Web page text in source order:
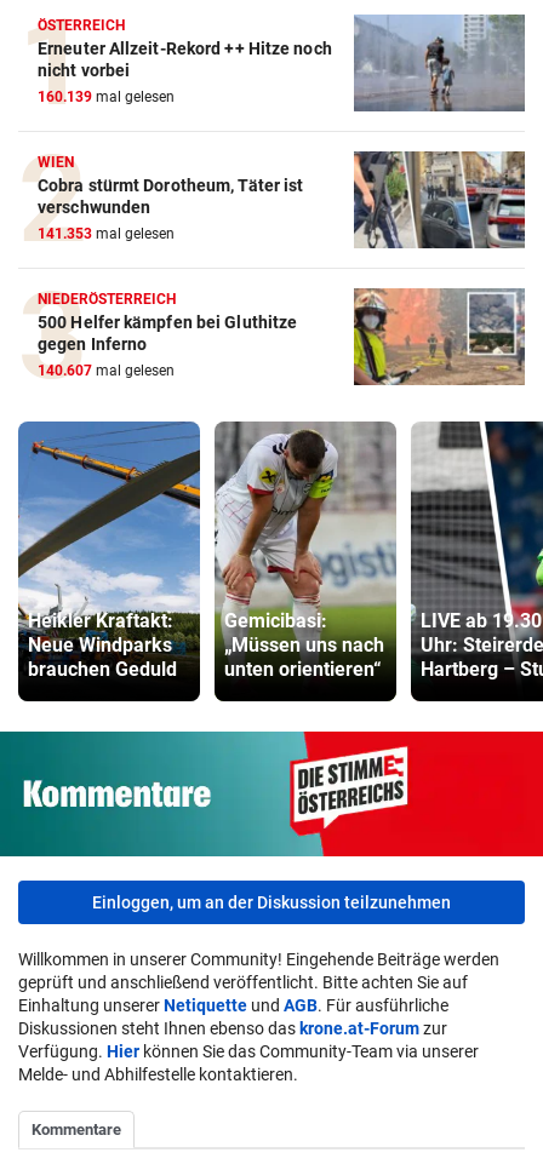
ÖSTERREICH
Erneuter Allzeit-Rekord ++ Hitze noch
nicht vorbei
160.139 mal gelesen
WIEN
Cobra stürmt Dorotheum, Täter ist
verschwunden
141.353 mal gelesen
NIEDERÖSTERREICH
500 Helfer kämpfen bei Gluthitze
gegen Inferno
140.607 mal gelesen
Heikler Kraftakt:
Neue Windparks
brauchen Geduld
Gemicibasi:
„Müssen uns nach
unten orientieren“
LIVE ab 19.30
Uhr:
Hartberg –
Einloggen, um an der Diskussion teilzunehmen
Willkommen in unserer Community! Eingehende Beiträge werden
geprüft und anschließend veröffentlicht. Bitte achten Sie auf
Einhaltung unsererNetiquette und AGB. Für ausführliche
Diskussionen steht Ihnen ebenso das krone.at-Forumzur
Verfügung. Hier können Sie das Community-Team via unserer
Melde- und Abhilfestelle kontaktieren.